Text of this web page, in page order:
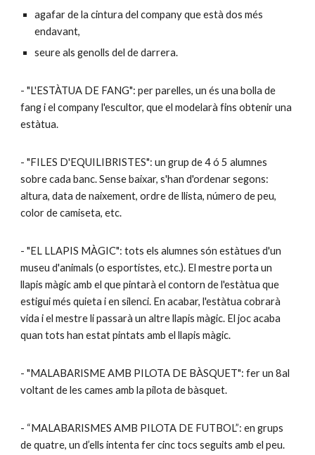
agafar de la cintura del company que està dos més
endavant,
seure als genolls del de darrera.
- "L'ESTÀTUA DE FANG": per parelles, un és una bolla de
fang i el company l'escultor, que el modelarà fins obtenir una
estàtua.
- "FILES D'EQUILIBRISTES": un grup de 4 ó 5 alumnes
sobre cada banc. Sense baixar, s'han d'ordenar segons:
altura, data de naixement, ordre de llista, número de peu,
color de camiseta, etc.
- "EL LLAPIS MÀGIC": tots els alumnes són estàtues d'un
museu d'animals (o esportistes, etc.). El mestre porta un
llapis màgic amb el que pintarà el contorn de l'estàtua que
estigui més quieta i en silenci. En acabar, l'estàtua cobrarà
vida i el mestre li passarà un altre llapis màgic. El joc acaba
quan tots han estat pintats amb el llapis màgic.
- "MALABARISME AMB PILOTA DE BÀSQUET": fer un 8al
voltant de les cames amb la pilota de bàsquet.
- “MALABARISMES AMB PILOTA DE FUTBOL”: en grups
de quatre, un d’ells intenta fer cinc tocs seguits amb el peu.